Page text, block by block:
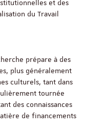
et des
du Travail
prépare à des
plus généralement
culturels, tant dans
tournée
des connaissances
de financements